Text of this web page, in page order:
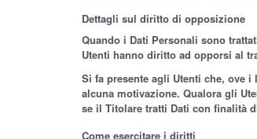
Dettagli sul diritto di opposizione
Quando i Dati Personali sono
Utenti hanno diritto ad opporsi al
Si fa presente agli Utenti che, ove
alcuna motivazione. Qualora gli
se il Titolare tratti Dati con finalità
Come esercitare i diritti